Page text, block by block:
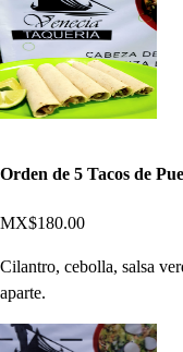
Orden de 5 Tacos de
MX$180.00
Cilantro, cebolla, salsa
aparte.